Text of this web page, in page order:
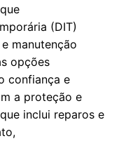
(DIT)
manutenção
opções
confiança e
a proteção e
inclui reparos e